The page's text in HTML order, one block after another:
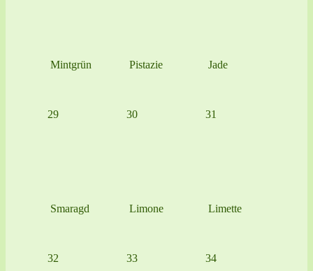
Mintgrün Pistazie Jade
29
Smaragd
30
Limone
31
Limette
32 33 34